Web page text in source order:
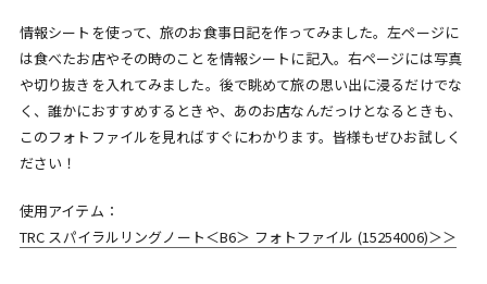
情報シートを使って、旅のお食事日記を作ってみました。左ページに
は食べたお店やその時のことを情報シートに記入。右ページには写真
や切り抜きを入れてみました。後で眺めて旅の思い出に浸るだけでな
く、誰かにおすすめするときや、あのお店なんだっけとなるときも、
このフォトファイルを見ればすぐにわかります。皆様もぜひお試しく
ださい！
使用アイテム：
TRC スパイラルリングノート＜B6＞ フォトファイル (15254006)＞＞